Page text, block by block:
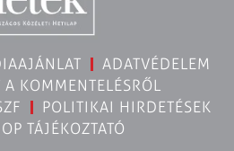
ADATVÉDELEM
A KOMMENTELÉSRŐL
POLITIKAI HIRDETÉSEK
TÁJÉKOZTATÓ